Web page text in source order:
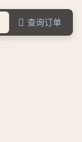
 查询订单